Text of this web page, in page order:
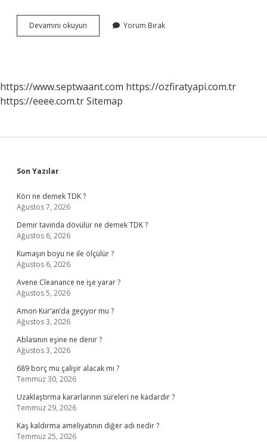
Devamını okuyun
Eş
Yorum Bırak
https://www.septwaant.com https://ozfiratyapi.com.tr
https://eeee.com.trSitemap
Sidebar
Son Yazılar
Köri ne demek TDK ?
Ağustos 7, 2026
Demir tavında dövülür ne demek TDK ?
Ağustos 6, 2026
Kumaşın boyu ne ile ölçülür ?
Ağustos 6, 2026
Avene Cleanance ne işe yarar ?
Ağustos 5, 2026
Amon Kur’an’da geçiyor mu ?
Ağustos 3, 2026
Ablasının eşine ne denir ?
Ağustos 3, 2026
689 borç mu çalişir alacak mı ?
Temmuz 30, 2026
Uzaklaştırma kararlarının süreleri ne kadardır ?
Temmuz 29, 2026
Kaş kaldırma ameliyatının diğer adı nedir ?
Temmuz 25, 2026